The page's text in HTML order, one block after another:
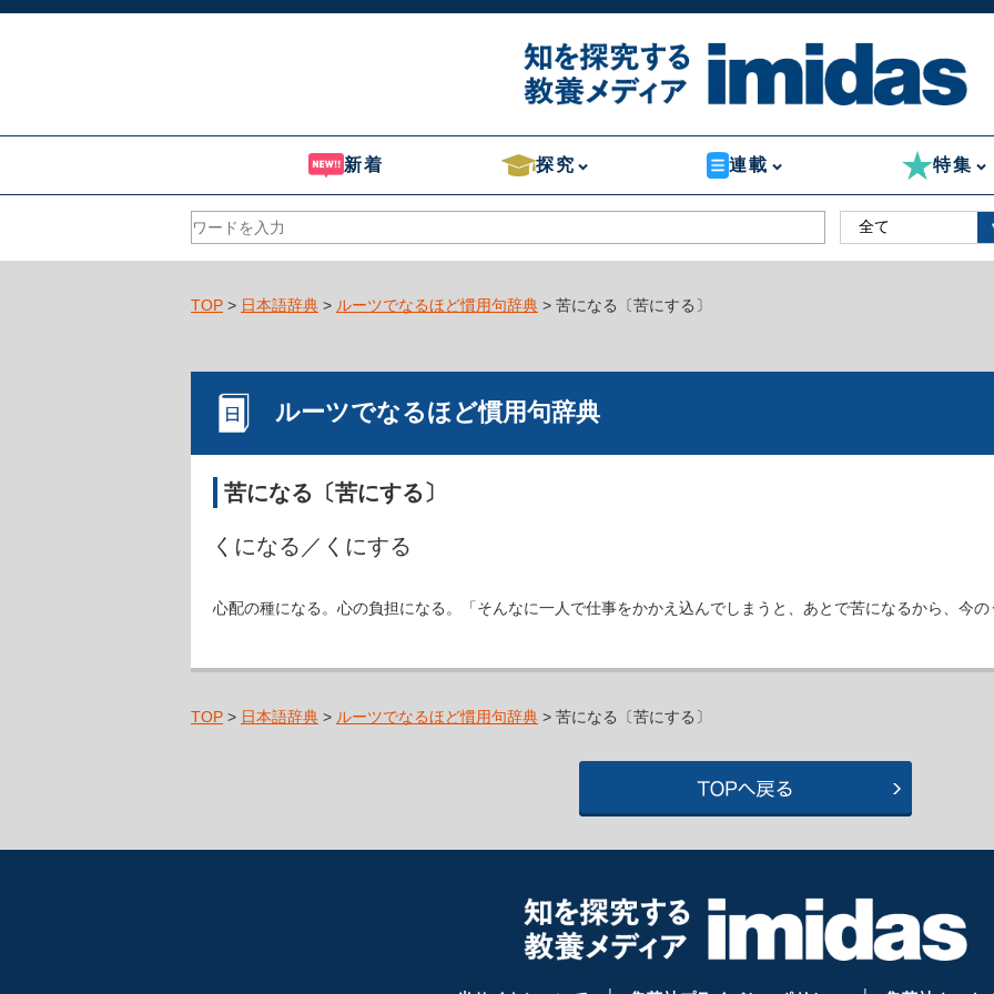
新着 探究 連載 特集
TOP > 日本語辞典 > ルーツでなるほど慣用句辞典 > 苦になる〔苦にする〕
ルーツでなるほど慣用句辞典
苦になる〔苦にする〕
くになる／くにする
心配の種になる。心の負担になる。「そんなに一人で仕事をかかえ込んでしまうと、あとで苦になるから、今
TOP > 日本語辞典 > ルーツでなるほど慣用句辞典 > 苦になる〔苦にする〕